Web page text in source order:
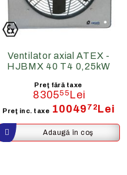
Ventilator axial ATEX -
HJBMX 40 T4 0,25kW
Preţ fără taxe
830555 Lei
Preţ inc. taxe 10049 72Lei